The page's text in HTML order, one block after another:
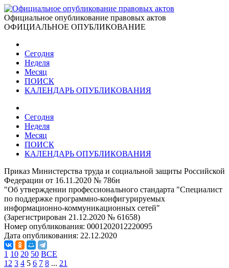
Официальное опубликование правовых актов
ОФИЦИАЛЬНОЕ ОПУБЛИКОВАНИЕ
Сегодня
Неделя
Месяц
ПОИСК
КАЛЕНДАРЬ ОПУБЛИКОВАНИЯ
Сегодня
Неделя
Месяц
ПОИСК
КАЛЕНДАРЬ ОПУБЛИКОВАНИЯ
Приказ Министерства труда и социальной защиты Российской
Федерации от 16.11.2020 № 786н
"Об утверждении профессионального стандарта "Специалист
по поддержке программно-конфигурируемых
информационно-коммуникационных сетей"
(Зарегистрирован 21.12.2020 № 61658)
Номер опубликования: 0001202012220095
Дата опубликования: 22.12.2020
1 10 20 50 ВСЕ
1 2 3 4 5 6 7 8 ... 21